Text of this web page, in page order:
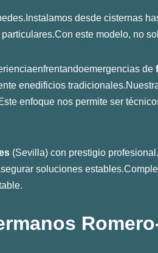
desde cisternas
este modelo, no
de
enedificios
enfoque nos permite ser
(Sevilla) con prestigio
soluciones